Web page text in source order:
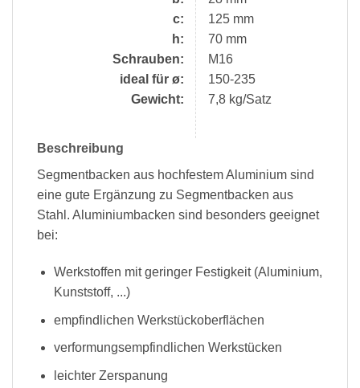
c:
h:
Schrauben:
ideal für ø:
Gewicht:
125 mm
70 mm
M16
150-235
7,8 kg/Satz
Beschreibung
Segmentbacken aus hochfestem Aluminium sind
eine gute Ergänzung zu Segmentbacken aus
Stahl. Aluminiumbacken sind besonders geeignet
bei:
Werkstoffen mit geringer Festigkeit (Aluminium,
Kunststoff, ...)
empfindlichen Werkstückoberflächen
verformungsempfindlichen Werkstücken
leichter Zerspanung